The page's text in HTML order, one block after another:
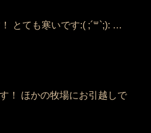
とても寒いです:( ;´꒳`;): …
！ ほかの牧場にお引越しで